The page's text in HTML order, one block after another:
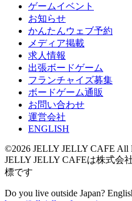
ゲームイベント
お知らせ
かんたんウェブ予約
メディア掲載
求人情報
出張ボードゲーム
フランチャイズ募集
ボードゲーム通販
お問い合わせ
運営会社
ENGLISH
©2026 JELLY JELLY CAFE All
JELLY JELLY CAFEは株式会
標です
Do you live outside Japan?